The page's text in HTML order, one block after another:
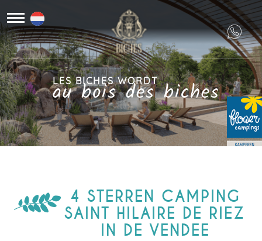
LES BICHES WORDT
au bois des biches
4 STERREN CAMPING
SAINT HILAIRE DE RIEZ
IN DE VENDEE